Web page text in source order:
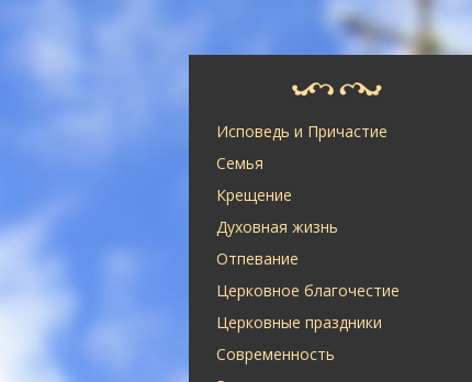
Исповедь и Причастие
Семья
Крещение
Духовная жизнь
Отпевание
Церковное благочестие
Церковные праздники
Современность